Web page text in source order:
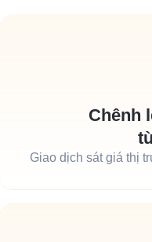
Chênh
Giao dịch sát giá thị